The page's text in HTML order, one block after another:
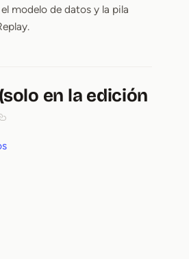
modelo de datos y la pila
en la edición